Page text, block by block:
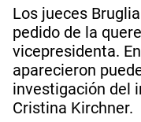
Los jueces
pedido de la
vicepresidenta.
aparecieron
investigación del
Cristina Kirchner.